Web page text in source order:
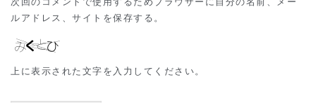
ルアドレス、サイトを保存する。
上に表示された文字を入力してください。